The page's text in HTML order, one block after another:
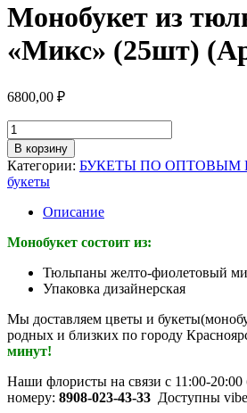
Монобукет из
«Микс» (25шт)
6800,00 ₽
Количество
товара
Монобукет
из
тюльпанов
"Микс"
(25шт)
(Арт.0255)
В корзину
Категории: БУКЕТЫ ПО ОПТОВЫМ
букеты
Описание
Монобукет состоит из:
Тюльпаны желто-фиолетовый
Упаковка дизайнерская
Мы доставляем цветы и
родных и близких по городу
минут!
Наши флористы на связи с 11:00-
номеру: 8908-023-43-33 Доступны